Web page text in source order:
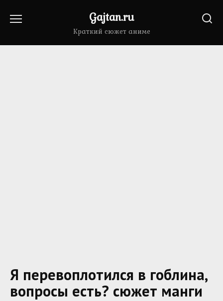
Gajtan.ru
Краткий сюжет аниме
Я перевоплотился в гоблина,
вопросы есть? сюжет манги